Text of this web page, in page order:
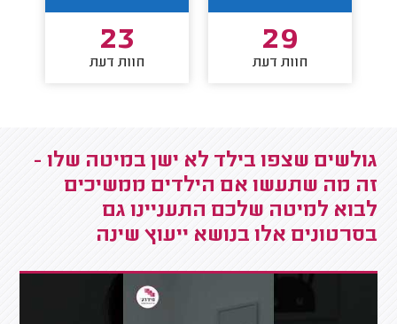
29
חוות דעת
23
חוות דעת
גולשים שצפו בילד לא ישן במיטה שלו -
זה מה שתעשו אם הילדים ממשיכים
לבוא למיטה שלכם התעניינו גם
בסרטונים אלו בנושא ייעוץ שינה